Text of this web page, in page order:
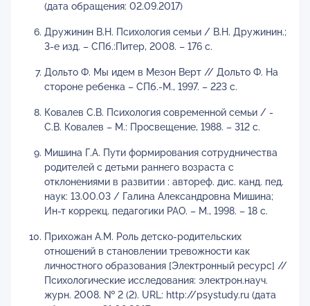
(дата обращения: 02.09.2017)
Дружинин В.Н. Психология семьи / В.Н. Дружинин.;
3-е изд. – СПб.:Питер, 2008. – 176 с.
Дольто Ф. Мы идем в Мезон Верт // Дольто Ф. На
стороне ребенка – СПб.-М., 1997. – 223 с.
Ковалев С.В. Психология современной семьи / -
С.В. Ковалев – М.: Просвещение, 1988. – 312 с.
Мишина Г.А. Пути формирования сотрудничества
родителей с детьми раннего возраста с
отклонениями в развитии : автореф. дис. канд. пед.
наук: 13.00.03 / Галина Александровна Мишина;
Ин-т коррекц. педагогики РАО. – М., 1998. – 18 с.
Прихожан А.М. Роль детско-родительских
отношений в становлении тревожности как
личностного образования [Электронный ресурс] //
Психологические исследования: электрон.науч.
журн. 2008. № 2 (2). URL: http://psystudy.ru (дата